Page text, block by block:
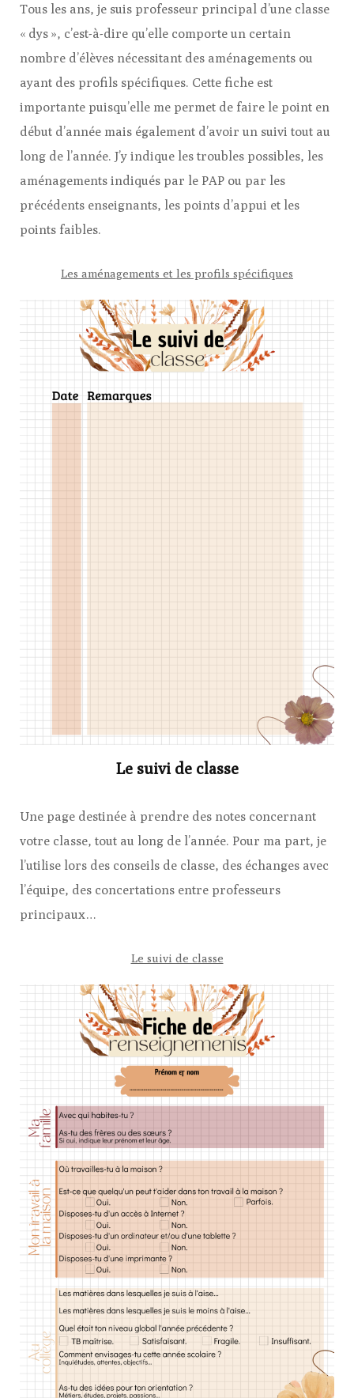
Tous les ans, je suis professeur principal d’une classe
« dys », c’est-à-dire qu’elle comporte un certain
nombre d’élèves nécessitant des aménagements ou
ayant des profils spécifiques. Cette fiche est
importante puisqu’elle me permet de faire le point en
début d’année mais également d’avoir un suivi tout au
long de l’année. J’y indique les troubles possibles, les
aménagements indiqués par le PAP ou par les
précédents enseignants, les points d’appui et les
points faibles.
Les aménagements et les profils spécifiques
Le suivi de classe
Une page destinée à prendre des notes concernant
votre classe, tout au long de l’année. Pour ma part, je
l’utilise lors des conseils de classe, des échanges avec
l’équipe, des concertations entre professeurs
principaux…
Le suivi de classe